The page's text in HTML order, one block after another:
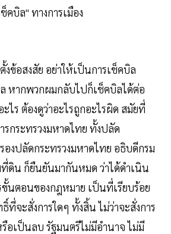
คบิล" ทางการเมือง
ข้อสงสัย อย่าให้เป็นการเช็คบิล
ล หากพวกผมกลับไปก็เช็คบิลได้ต่อ
ไร ต้องดูว่าอะไรถูกอะไรผิด สมัยที่
รกระทรวงมหาดไทย ทั้งปลัด
องปลัดกระทรวงมหาดไทย อธิบดีกรม
ดิน ก็ยืนยันมากันหมด ว่าได้ดำเนิน
ขั้นตอนของกฎหมาย เป็นที่เรียบร้อย
ที่จะสั่งการใดๆ ทั้งสิ้น ไม่ว่าจะสั่งการ
อเป็นลบ รัฐมนตรีไม่มีอำนาจ ไม่มี